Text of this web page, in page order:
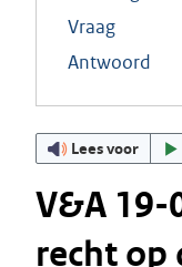
Vraag
Antwoord
Lees voor
V&A 19-
recht op